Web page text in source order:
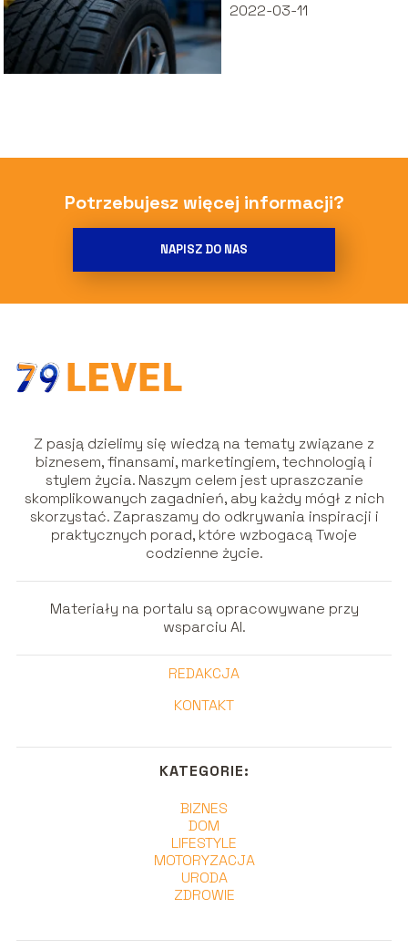
2022-03-11
Potrzebujesz więcej informacji?
NAPISZ DO NAS
Z pasją dzielimy się wiedzą na tematy związane z
biznesem, finansami, marketingiem, technologią i
stylem życia. Naszym celem jest upraszczanie
skomplikowanych zagadnień, aby każdy mógł z nich
skorzystać. Zapraszamy do odkrywania inspiracji i
praktycznych porad, które wzbogacą Twoje
codzienne życie.
Materiały na portalu są opracowywane przy
wsparciu AI.
REDAKCJA
KONTAKT
KATEGORIE:
BIZNES
DOM
LIFESTYLE
MOTORYZACJA
URODA
ZDROWIE